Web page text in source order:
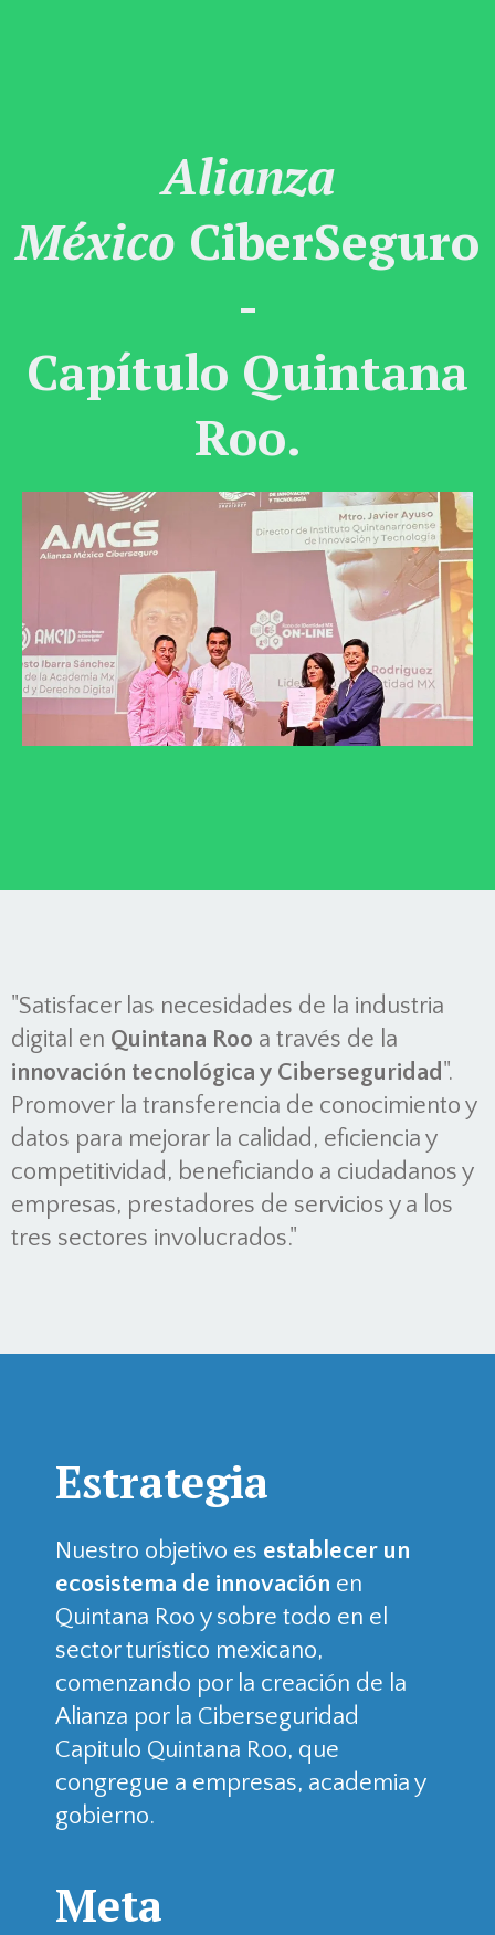
Alianza
México CiberSeguro
-
Capítulo Quintana
Roo.
"Satisfacer las necesidades de la industria
digital en Quintana Roo a través de la
innovación tecnológica y Ciberseguridad ".
Promover la transferencia de conocimiento y
datos para mejorar la calidad, eficiencia y
competitividad, beneficiando a ciudadanos y
empresas, prestadores de servicios y a los
tres sectores involucrados."
Estrategia
Nuestro objetivo es establecer un
ecosistema de innovación en
Quintana Roo y sobre todo en el
sector turístico mexicano,
comenzando por la creación de la
Alianza por la Ciberseguridad
Capitulo Quintana Roo, que
congregue a empresas, academia y
gobierno.
Meta